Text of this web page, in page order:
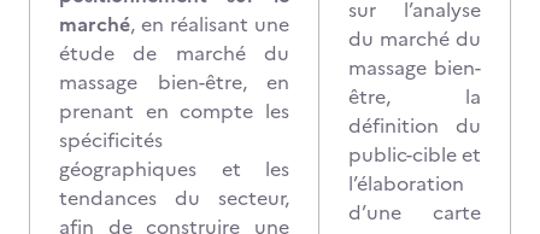
marché, en réalisant une
étude de marché du
massage bien-être, en
prenant en compte les
spécificités
géographiques et les
tendances du secteur,
afin de construire une
sur l’analyse
du marché du
massage bien-
être, la
définition du
public-cible et
l’élaboration
d’une carte